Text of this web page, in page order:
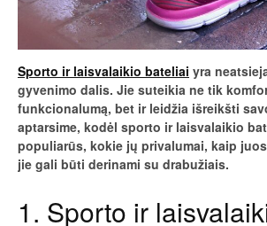
Sporto ir laisvalaikio bateliai yra
gyvenimo dalis. Jie suteikia ne tik
funkcionalumą, bet ir leidžia išreikšti
aptarsime, kodėl sporto ir laisvalaikio
populiarūs, kokie jų privalumai, kaip
jie gali būti derinami su drabužiais.
1. Sporto ir